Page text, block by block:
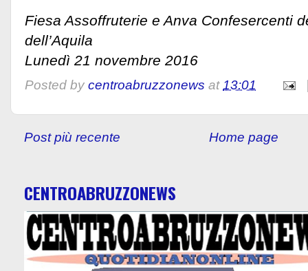
Fiesa Assoffruterie e Anva Confesercenti
dell’Aquila
Lunedì 21 novembre 2016
Posted by centroabruzzonews at13:01
Post più recente Home page
CENTROABRUZZONEWS